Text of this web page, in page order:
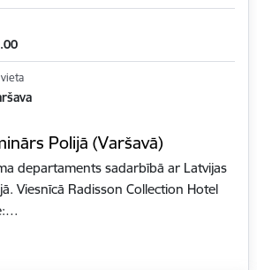
Polijā (Varšavā)
departaments sadarbībā ar Latvijas
Viesnīcā Radisson Collection Hotel